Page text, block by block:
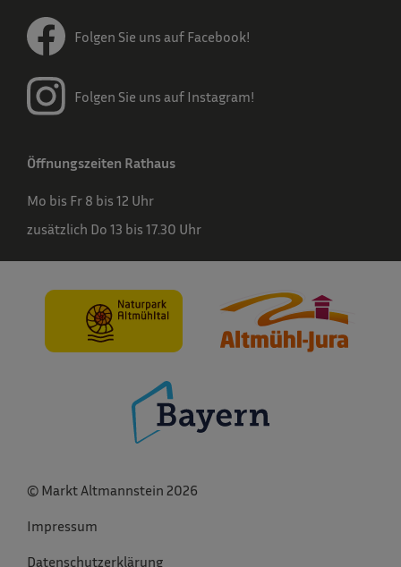
Folgen Sie uns auf Facebook!
Folgen Sie uns auf Instagram!
Öffnungszeiten Rathaus
Mo bis Fr 8 bis 12 Uhr
zusätzlich Do 13 bis 17.30 Uhr
© Markt Altmannstein 2026
Impressum
Datenschutzerklärung